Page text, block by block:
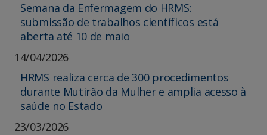
Semana da Enfermagem do HRMS:
submissão de trabalhos científicos está
aberta até 10 de maio
14/04/2026
HRMS realiza cerca de 300 procedimentos
durante Mutirão da Mulher e amplia acesso à
saúde no Estado
23/03/2026